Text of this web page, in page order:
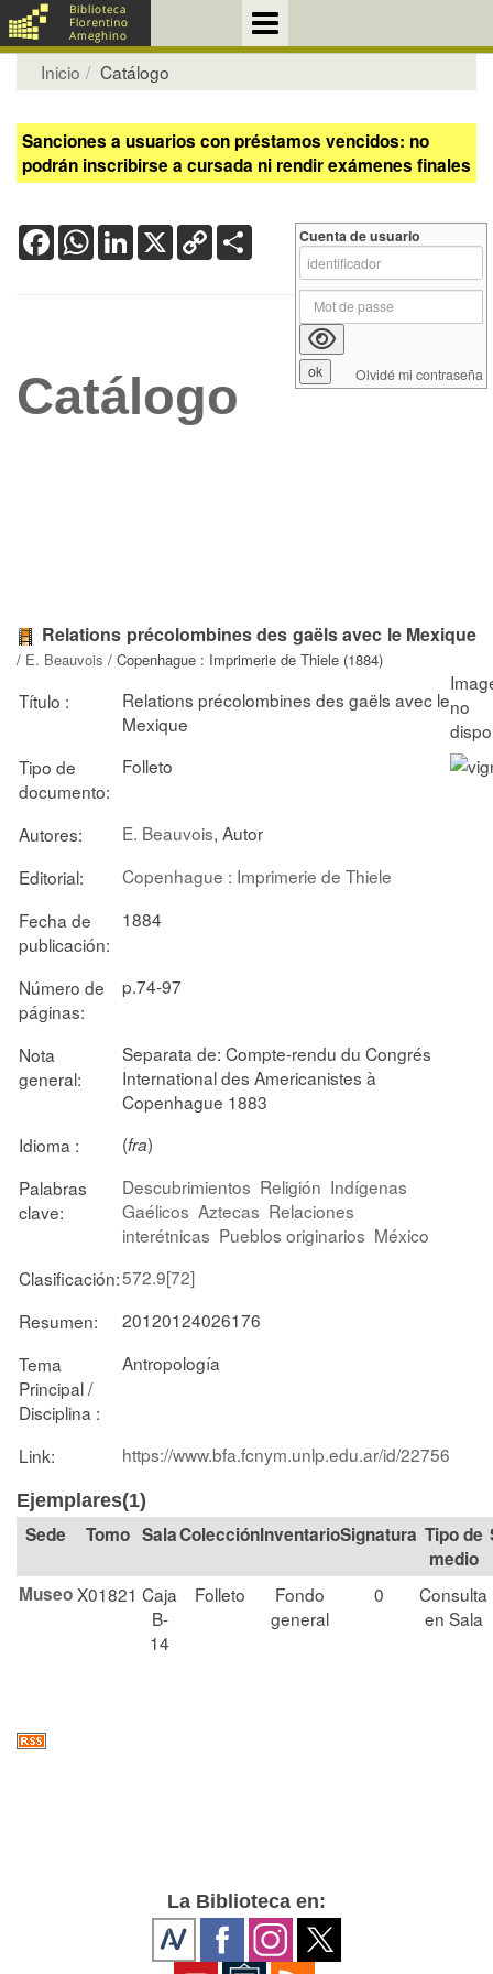
Inicio Catálogo
Sanciones a usuarios con préstamos vencidos: no
podrán inscribirse a cursada ni rendir exámenes finales
FacebookWhatsApp
LinkedIn
X Copy
Link
Catálogo
Relations précolombines des gaëls avec le Mexique
/ E. Beauvois / Copenhague : Imprimerie de Thiele (1884)
Título :
Relations précolombines des gaëls avec le
Mexique
Tipo de
documento:
Folleto
Autores: E. Beauvois, Autor
Editorial:
Copenhague : Imprimerie de Thiele
Fecha de
publicación:
1884
Número de
páginas:
p.74-97
Nota
general:
Separata de: Compte-rendu du Congrés
International des Americanistes à
Copenhague 1883
Idioma :
(fra)
Palabras
clave:
Descubrimientos Religión Indígenas
Gaélicos Aztecas Relaciones
interétnicas Pueblos originarios México
Clasificación:572.9[72]
Resumen:
20120124026176
Tema
Principal /
Disciplina :
Antropología
Link: https://www.bfa.fcnym.unlp.edu.ar/id/22756
Ejemplares(1)
Tomo SalaColección Signatura Tipo de
medio
MuseoX01821 Caja
B-
14
Folleto
Fondo
general
0
Consulta
en Sala
Cuenta de usuario
Olvidé mi contraseña
La Biblioteca en: